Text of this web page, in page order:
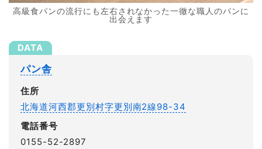
高級食パンの流行にも左右されなかった一徹な職人のパンに
出会えます
パン舎
住所
北海道河西郡更別村字更別南2線98-34
電話番号
0155-52-2897